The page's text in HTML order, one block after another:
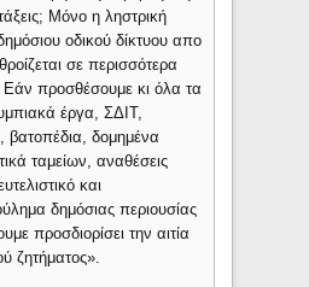
Μόνο η ληστρική
οδικού δίκτυου απο
σε περισσότερα
προσθέσουμε κι όλα τα
έργα, ΣΔΙΤ,
βατοπέδια, δομημένα
ταμείων, αναθέσεις
και
δημόσιας περιουσίας
προσδιορίσει την αιτία
ζητήματος».